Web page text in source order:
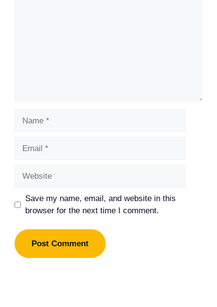
Save my name, email, and website in this
browser for the next time I comment.